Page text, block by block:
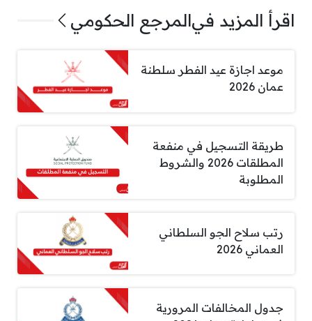
اقرأ المزيد فيالمرجع الحكومي
موعد اجازة عيد الفطر سلطنة
عمان 2026
طريقة التسجيل في منفعة
المطلقات 2026 والشروط
المطلوبة
رتب سلاح الجو السلطاني
العماني 2026
جدول المخالفات المرورية